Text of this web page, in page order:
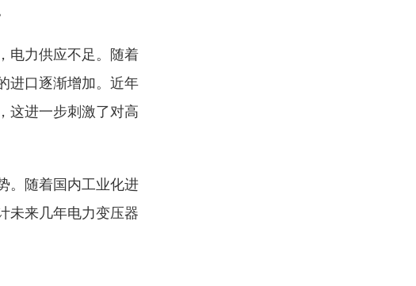
电力供应不足。随着
进口逐渐增加。近年
这进一步刺激了对高
。随着国内工业化进
未来几年电力变压器